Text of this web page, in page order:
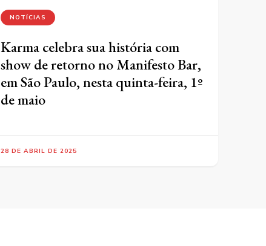
NOTÍCIAS
Karma celebra sua história com
show de retorno no Manifesto Bar,
em São Paulo, nesta quinta-feira, 1º
de maio
28 DE ABRIL DE 2025